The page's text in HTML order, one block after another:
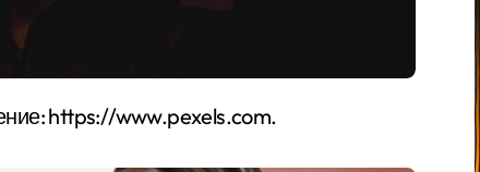
https://www.pexels.com.